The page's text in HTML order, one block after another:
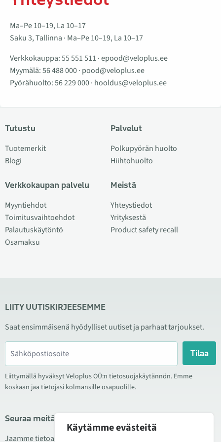
Ma–Pe 10–19, La 10–17
Saku 3, Tallinna · Ma–Pe 10–19, La 10–17
Verkkokauppa:55 551 511 ·epood@veloplus.ee
Myymälä:56 488 000· pood@veloplus.ee
Pyörähuolto:56 229 000· hooldus@veloplus.ee
Tutustu
Tuotemerkit
Blogi
Verkkokaupan palvelu
Myyntiehdot
Toimitusvaihtoehdot
Palautuskäytöntö
Osamaksu
Palvelut
Polkupyörän huolto
Hiihtohuolto
Meistä
Yhteystiedot
Yrityksestä
Product safety recall
LIITY UUTISKIRJEESEMME
Saat ensimmäisenä hyödylliset uutiset ja parhaat tarjoukset.
Tilaa
Liittymällä hyväksyt Veloplus OÜ:n tietosuojakäytännön. Emme
koskaan jaa tietojasi kolmansille osapuolille.
Seuraa meitä sosiaalisessa mediassa
Jaamme tietoa hyvistä tarjouksista, uusista tuotteista ja
Käytämme evästeitä